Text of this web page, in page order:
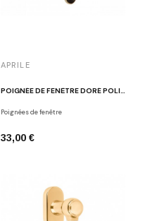
APRILE
POIGNÉE DE FENÊTRE DORÉ POLI APRILE CYNIA
Poignées de fenêtre
33,00 €